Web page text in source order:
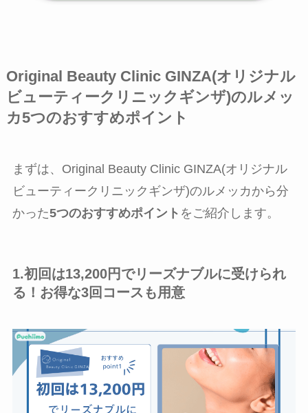
Original Beauty Clinic GINZA(オリジナル
ビューティークリニックギンザ)のルメッ
カ5つのおすすめポイント
まずは、Original Beauty Clinic GINZA(オリジナル
ビューティークリニックギンザ)のルメッカから分
かった5つのおすすめポイント をご紹介します。
1.初回は13,200円でリーズナブルに受けられ
る！お得な3回コースも用意